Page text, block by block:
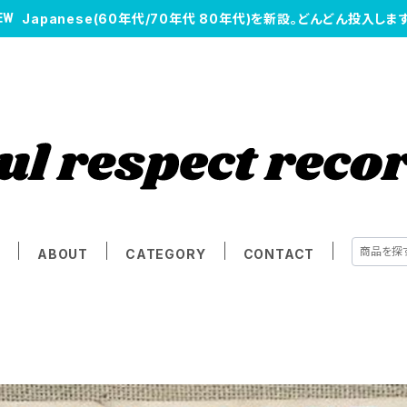
Japanese(60年代/70年代 80年代)を新設。どんどん投入します
ABOUT CATEGORY CONTACT